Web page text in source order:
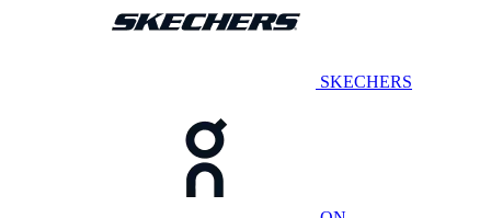
SKECHERS